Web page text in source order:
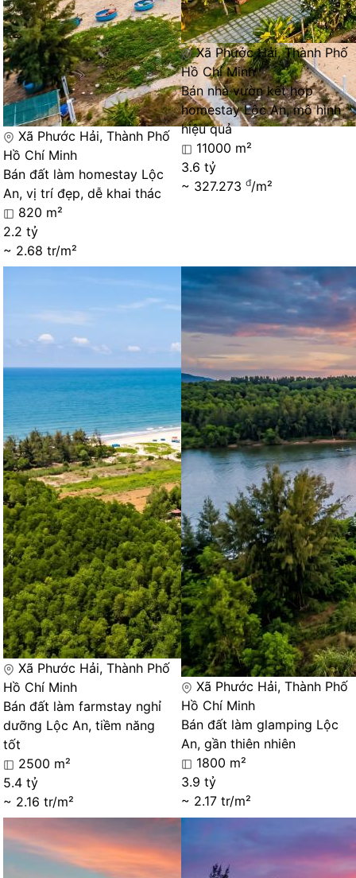
Xã Phước Hải, Thành Phố
Hồ Chí Minh
Bán đất làm homestay Lộc
An, vị trí đẹp, dễ khai thác
820 m²
2.2 tỷ
~ 2.68 tr/m²
Xã Phước Hải, Thành Phố
Hồ Chí Minh
Bán nhà vườn kết hợp
homestay Lộc An, mô hình
hiệu quả
11000 m²
3.6 tỷ
~ 327.273 đ/m²
Xã Phước Hải, Thành Phố
Hồ Chí Minh
Bán đất làm farmstay nghỉ
dưỡng Lộc An, tiềm năng
tốt
2500 m²
5.4 tỷ
~ 2.16 tr/m²
Xã Phước Hải, Thành Phố
Hồ Chí Minh
Bán đất làm glamping Lộc
An, gần thiên nhiên
1800 m²
3.9 tỷ
~ 2.17 tr/m²